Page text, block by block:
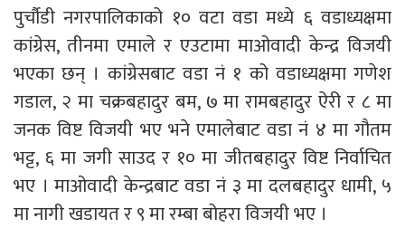
पुर्चौडी नगरपालिकाको १० वटा वडा मध्ये ६ वडाध्यक्षमा
कांग्रेस, तीनमा एमाले र एउटामा माओवादी केन्द्र विजयी
भएका छन् । कांग्रेसबाट वडा नं १ को वडाध्यक्षमा गणेश
गडाल, २ मा चक्रबहादुर बम, ७ मा रामबहादुर ऐरी र ८ मा
जनक विष्ट विजयी भए भने एमालेबाट वडा नं ४ मा गौतम
भट्ट, ६ मा जगी साउद र १० मा जीतबहादुर विष्ट निर्वाचित
भए । माओवादी केन्द्रबाट वडा नं ३ मा दलबहादुर धामी, ५
मा नागी खडायत र ९ मा रम्बा बोहरा विजयी भए ।